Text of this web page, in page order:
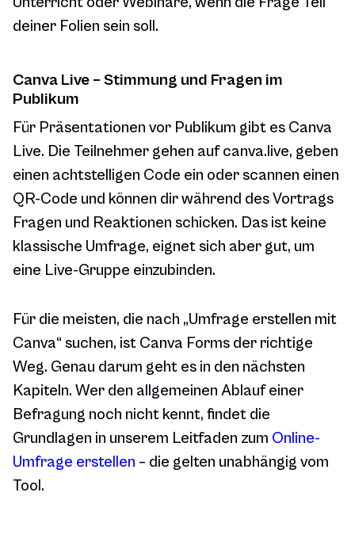
deiner Folien sein soll.
Canva Live – Stimmung und Fragen im
Publikum
Für Präsentationen vor Publikum gibt es Canva
Live. Die Teilnehmer gehen auf canva.live, geben
einen achtstelligen Code ein oder scannen einen
QR-Code und können dir während des Vortrags
Fragen und Reaktionen schicken. Das ist keine
klassische Umfrage, eignet sich aber gut, um
eine Live-Gruppe einzubinden.
Für die meisten, die nach „Umfrage erstellen mit
Canva“ suchen, ist Canva Forms der richtige
Weg. Genau darum geht es in den nächsten
Kapiteln. Wer den allgemeinen Ablauf einer
Befragung noch nicht kennt, findet die
Grundlagen in unserem Leitfaden zum Online-
Umfrage erstellen – die gelten unabhängig vom
Tool.